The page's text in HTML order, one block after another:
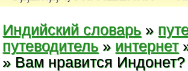
Индийский словарь »
путеводитель » интернет
» Вам нравится Индонет?